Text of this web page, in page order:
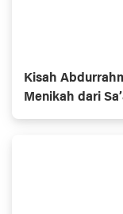
Kisah
Menikah dari